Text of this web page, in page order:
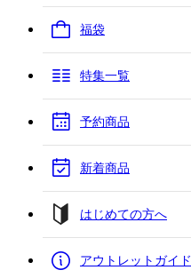
福袋
特集一覧
予約商品
新着商品
はじめての方へ
アウトレットガイド